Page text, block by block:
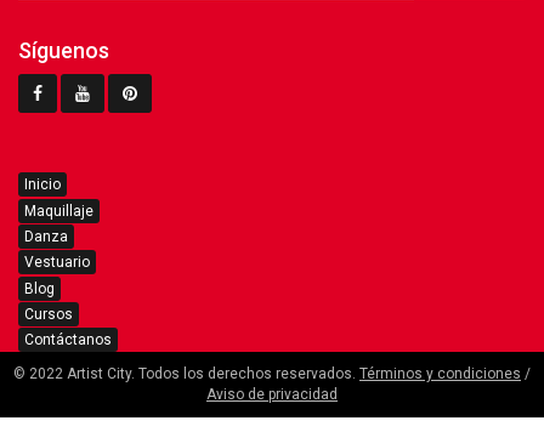
Síguenos
Inicio
Maquillaje
Danza
Vestuario
Blog
Cursos
Contáctanos
© 2022 Artist City. Todos los derechos reservados. Términos y condiciones /
Aviso de privacidad